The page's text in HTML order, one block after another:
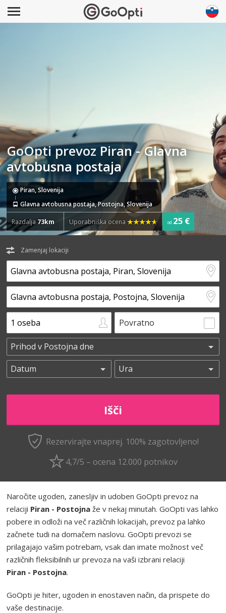
GoOpti prevoz Piran - Glavna
avtobusna postaja
Piran, Slovenija
Glavna avtobusna postaja, Postojna, Slovenija
Razdalja73km Uporabniška ocena od 25 €
Zamenjaj lokaciji
Povratno
Rezervirajte vnaprej. 100% zagotovljeno!
4,7/5 – ocena 12.000 potnikov
Naročite ugoden, zanesljiv in udoben GoOpti prevoz na
relaciji Piran - Postojna že v nekaj minutah. GoOpti vas lahko
pobere in odloži na več različnih lokacijah, prevoz pa lahko
začnete tudi na domačem naslovu. GoOpti prevozi se
prilagajajo vašim potrebam, vsak dan imate možnost več
različnih fleksibilnih ur prevoza na vaši izbrani relaciji
Piran - Postojna.
GoOpti je hiter, ugoden in enostaven način, da prispete do
vaše destinacije.